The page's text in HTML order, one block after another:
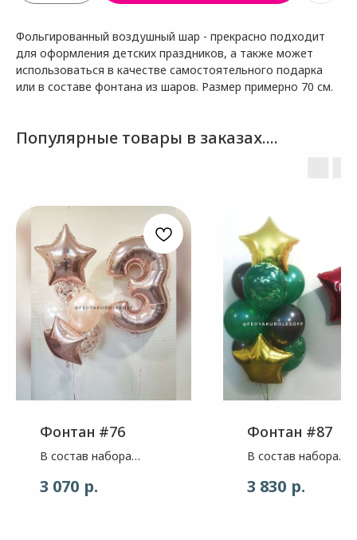
Фольгированный воздушный шар - прекрасно подходит
для оформления детских праздников, а также может
использоваться в качестве самостоятельного подарка
или в составе фонтана из шаров. Размер примерно 70 см.
Популярные товары в заказах....
Фонтан #76
В состав набора
розоаое золото, 1шт
3 070 р.
Фонтан #87
В состав набора
яркий красный
3 830 р.